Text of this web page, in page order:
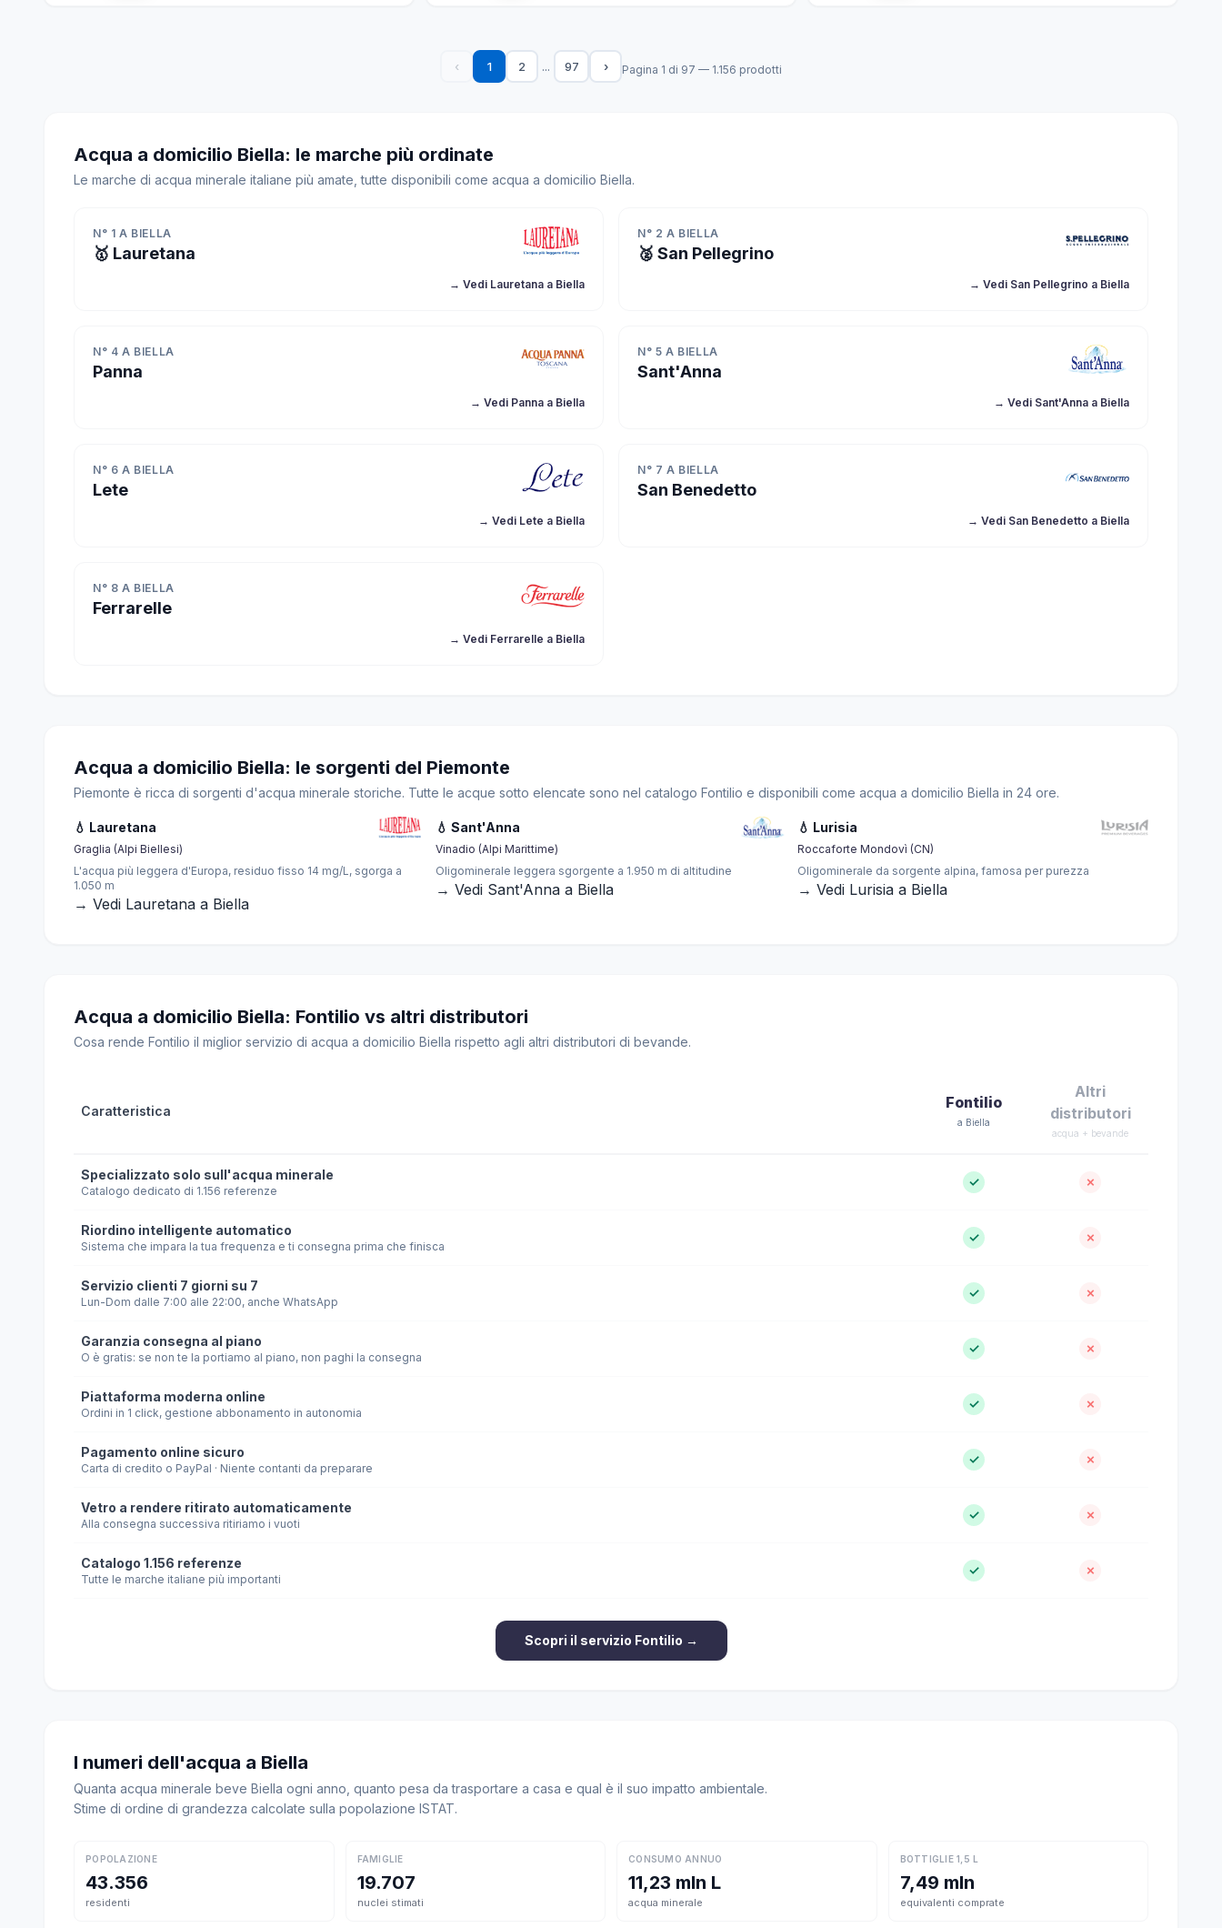
‹ 1 2 ... 97 › Pagina 1 di 97 — 1.156 prodotti
Acqua a domicilio Biella: le marche più ordinate
Le marche di acqua minerale italiane più amate, tutte disponibili come acqua a domicilio Biella.
N° 1 A BIELLA
🥇 Lauretana
→ Vedi Lauretana a Biella
N° 2 A BIELLA
🥈 San Pellegrino
→ Vedi San Pellegrino a Biella
N° 4 A BIELLA
Panna
→ Vedi Panna a Biella
N° 5 A BIELLA
Sant'Anna
→ Vedi Sant'Anna a Biella
N° 6 A BIELLA
Lete
→ Vedi Lete a Biella
N° 7 A BIELLA
San Benedetto
→ Vedi San Benedetto a Biella
N° 8 A BIELLA
Ferrarelle
→ Vedi Ferrarelle a Biella
Acqua a domicilio Biella: le sorgenti del Piemonte
Piemonte è ricca di sorgenti d'acqua minerale storiche. Tutte le acque sotto elencate sono nel catalogo Fontilio e disponibili come acqua a domicilio Biella in 24 ore.
💧 Lauretana
Graglia (Alpi Biellesi)
L'acqua più leggera d'Europa, residuo fisso 14 mg/L, sgorga a
1.050 m
→ Vedi Lauretana a Biella
💧 Sant'Anna
Vinadio (Alpi Marittime)
Oligominerale leggera sgorgente a 1.950 m di altitudine
→ Vedi Sant'Anna a Biella
💧 Lurisia
Roccaforte Mondovì (CN)
Oligominerale da sorgente alpina, famosa per purezza
→ Vedi Lurisia a Biella
Acqua a domicilio Biella: Fontilio vs altri distributori
Cosa rende Fontilio il miglior servizio di acqua a domicilio Biella rispetto agli altri distributori di bevande.
Caratteristica Fontilio
a Biella
Altri
distributori
acqua + bevande
Specializzato solo sull'acqua minerale
Catalogo dedicato di 1.156 referenze
✓ ✗
Riordino intelligente automatico
Sistema che impara la tua frequenza e ti consegna prima che finisca
✓ ✗
Servizio clienti 7 giorni su 7
Lun-Dom dalle 7:00 alle 22:00, anche WhatsApp
✓ ✗
Garanzia consegna al piano
O è gratis: se non te la portiamo al piano, non paghi la consegna
✓ ✗
Piattaforma moderna online
Ordini in 1 click, gestione abbonamento in autonomia
✓ ✗
Pagamento online sicuro
Carta di credito o PayPal · Niente contanti da preparare
✓ ✗
Vetro a rendere ritirato automaticamente
Alla consegna successiva ritiriamo i vuoti
✓ ✗
Catalogo 1.156 referenze
Tutte le marche italiane più importanti
✓ ✗
Scopri il servizio Fontilio →
I numeri dell'acqua a Biella
Quanta acqua minerale beve Biella ogni anno, quanto pesa da trasportare a casa e qual è il suo impatto ambientale.
Stime di ordine di grandezza calcolate sulla popolazione ISTAT.
POPOLAZIONE
43.356
residenti
FAMIGLIE
19.707
nuclei stimati
CONSUMO ANNUO
11,23 mln L
acqua minerale
BOTTIGLIE 1,5 L
7,49 mln
equivalenti comprate